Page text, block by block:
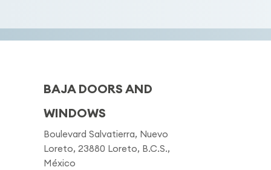
BAJA DOORS AND
WINDOWS
Boulevard Salvatierra, Nuevo
Loreto, 23880 Loreto, B.C.S.,
México